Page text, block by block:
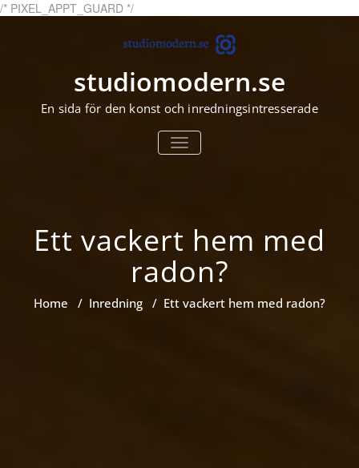
/* PIXEL_APPT_GUARD */Skip
content
studiomodern.se
En sida för den konst och inredningsintresserade
TOGGLE
NAVIGATION
Ett vackert hem med
radon?
Home / Inredning / Ett vackert hem med radon?